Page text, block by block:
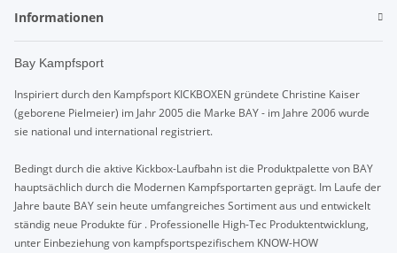
Informationen
Bay Kampfsport
Inspiriert durch den Kampfsport KICKBOXEN gründete Christine Kaiser
(geborene Pielmeier) im Jahr 2005 die Marke BAY - im Jahre 2006 wurde
sie national und international registriert.
Bedingt durch die aktive Kickbox-Laufbahn ist die Produktpalette von BAY
hauptsächlich durch die Modernen Kampfsportarten geprägt. Im Laufe der
Jahre baute BAY sein heute umfangreiches Sortiment aus und entwickelt
ständig neue Produkte für . Professionelle High-Tec Produktentwicklung,
unter Einbeziehung von kampfsportspezifischem KNOW-HOW